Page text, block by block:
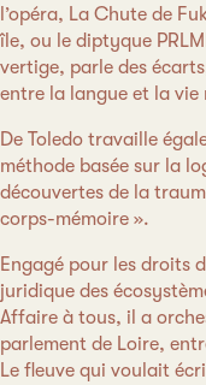
l’opéra, La Chute de
île, ou le diptyque
vertige, parle des
entre la langue et la vie
De Toledo travaille
méthode basée sur la
découvertes de la
corps-mémoire ».
Engagé pour les droits
juridique des
Affaire à tous, il a
parlement de Loire,
Le fleuve qui voulait